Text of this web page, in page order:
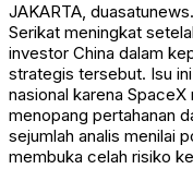
JAKARTA,
Serikat meningkat
investor China dalam
strategis tersebut. Isu
nasional karena
menopang pertahanan
sejumlah analis menilai
membuka celah risiko